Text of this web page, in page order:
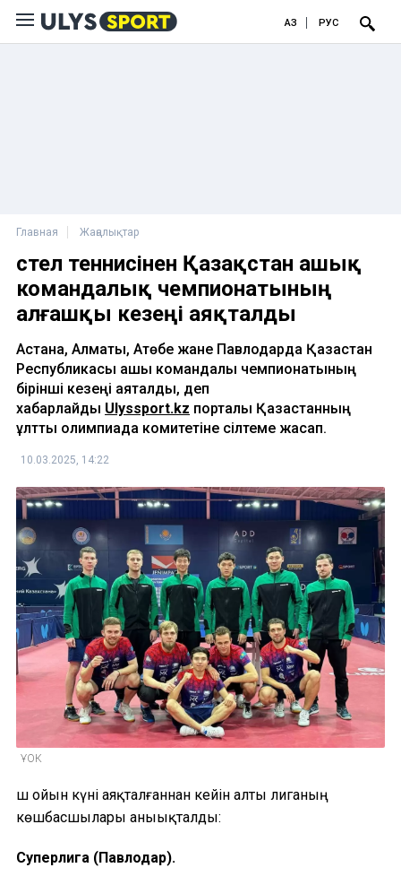
ҚАЗ РУС
Главная Жаңалықтар
Үстел теннисінен Қазақстан ашық
командалық чемпионатының
алғашқы кезеңі аяқталды
Астана, Алматы, Ақтөбе жане Павлодарда Қазақстан
Республикасы ашық командалық чемпионатының
бірінші кезеңі аяқталды, деп
хабарлайды Ulyssport.kz порталы Қазақстанның
ұлттық олимпиада комитетіне сілтеме жасап.
10.03.2025, 14:22
ҰОК
Үш ойын күні аяқталғаннан кейін алты лиганың
көшбасшылары аныықталды:
Суперлига (Павлодар).